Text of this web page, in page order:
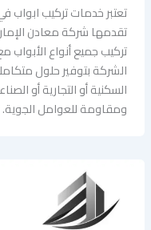
تعتبر خدمات تركيب ابواب
تقدمها شركة معادن
تركيب جميع أنواع
الشركة بتوفير حلول
السكنية أو التجارية أو
ومقاومة للعوامل